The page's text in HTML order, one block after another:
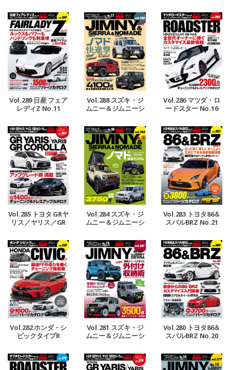
Vol.289 日産 フェア
レディZ No.11
Vol.288 スズキ・ジ
ムニー＆ジムニーシ
ド No.17
Vol.286 マツダ・ロ
ードスター No.16
Vol.285 トヨタ GRヤ
リス／ヤリス／GR
Vol.284 スズキ・ジ
ムニー＆ジムニーシ
ド No.16
Vol.283 トヨタ86＆
スバルBRZ No.21
Vol.282 ホンダ・シ
ビックタイプR
Vol.281 スズキ・ジ
ムニー＆ジムニーシ
Vol.280 トヨタ86＆
スバルBRZ No.20